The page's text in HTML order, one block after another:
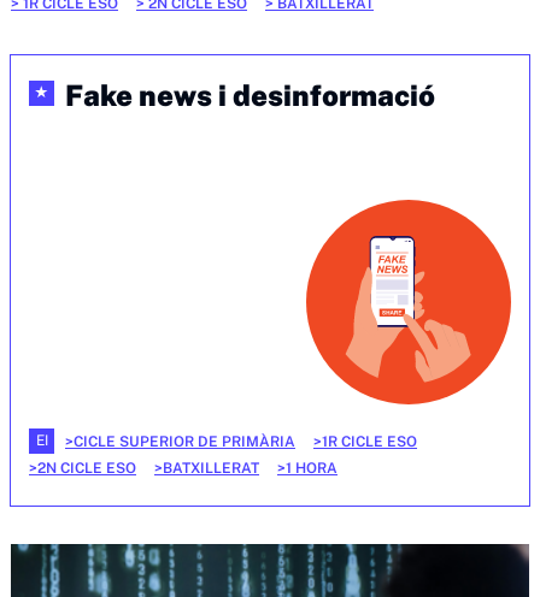
★ Fake news i desinformació
EI CICLE SUPERIOR DE PRIMÀRIA
1R CICLE ESO
2N CICLE ESO
BATXILLERAT 1 HORA